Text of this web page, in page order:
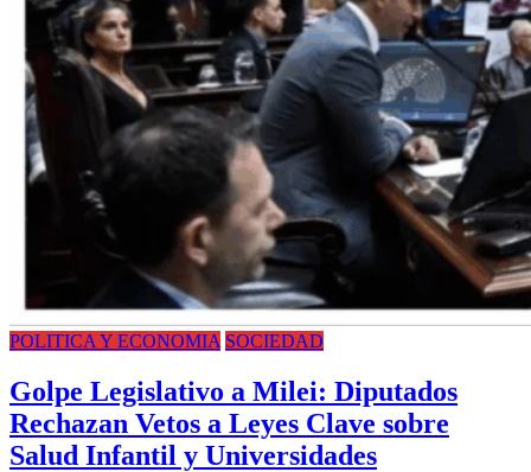
POLITICA Y ECONOMIA SOCIEDAD
Golpe Legislativo a Milei: Diputados
Rechazan Vetos a Leyes Clave sobre
Salud Infantil y Universidades